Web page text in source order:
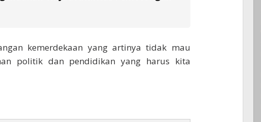
kemerdekaan yang artinya tidak mau
politik dan pendidikan yang harus kita